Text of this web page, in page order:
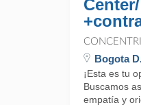
Bogota
¡Esta es tu
Buscamos
empatía y